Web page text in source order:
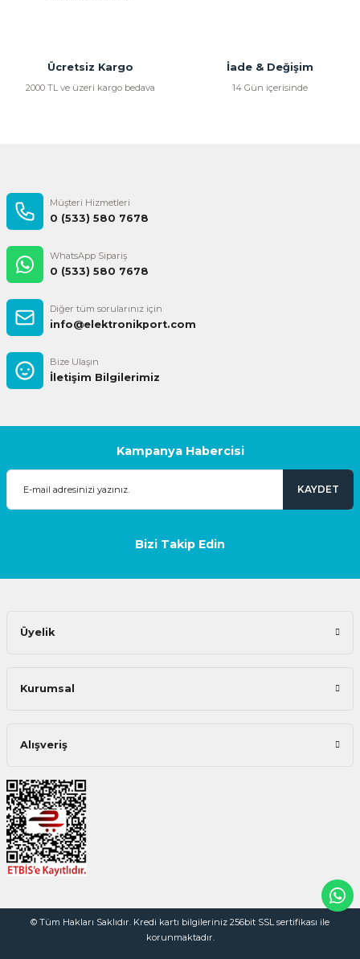
Ücretsiz Kargo
2000 TL ve üzeri kargo bedava
İade & Değişim
14 Gün içerisinde
Müşteri Hizmetleri
0 (533) 580 7678
WhatsApp Sipariş
0 (533) 580 7678
Diğer tüm sorularınız için
info@elektronikport.com
Bize Ulaşın
İletişim Bilgilerimiz
Kampanya Habercisi
KAYDET
Bizi Takip Edin
Üyelik
Kurumsal
Alışveriş
© Tüm Hakları Saklıdır. Kredi kartı bilgileriniz 256bit SSL sertifikası ile
korunmaktadır.